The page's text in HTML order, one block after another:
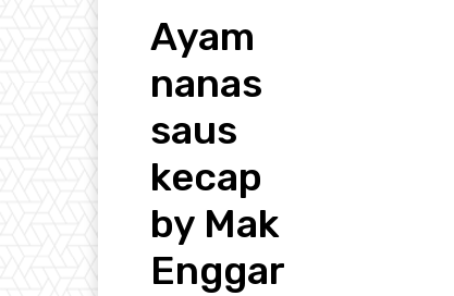
Ayam
nanas
saus
kecap
by Mak
Enggar